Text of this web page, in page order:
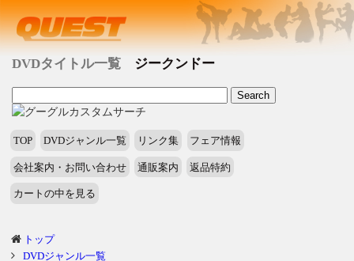
DVDタイトル一覧 ジークンドー
TOP DVDジャンル一覧 リンク集 フェア情報
会社案内・お問い合わせ 通販案内 返品特約
カートの中を見る
トップ
DVDジャンル一覧